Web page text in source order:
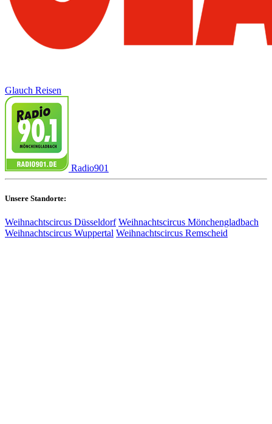
Glauch Reisen
Radio901
Unsere Standorte:
Weihnachtscircus Düsseldorf Weihnachtscircus Mönchengladbach
Weihnachtscircus Wuppertal Weihnachtscircus Remscheid